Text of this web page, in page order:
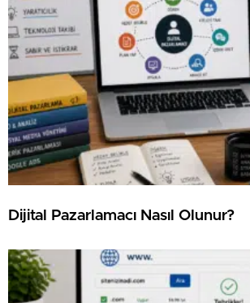
⁠Dijital Pazarlamacı Nasıl Olunur?